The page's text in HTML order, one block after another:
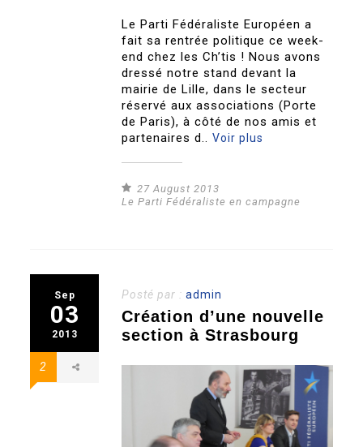
Le Parti Fédéraliste Européen a
fait sa rentrée politique ce week-
end chez les Ch’tis ! Nous avons
dressé notre stand devant la
mairie de Lille, dans le secteur
réservé aux associations (Porte
de Paris), à côté de nos amis et
partenaires d..Voir plus
27 August 2013
Le Parti Fédéraliste en campagne
Sep
03
2013
2
Posté par :admin
Création d’une nouvelle
section à Strasbourg